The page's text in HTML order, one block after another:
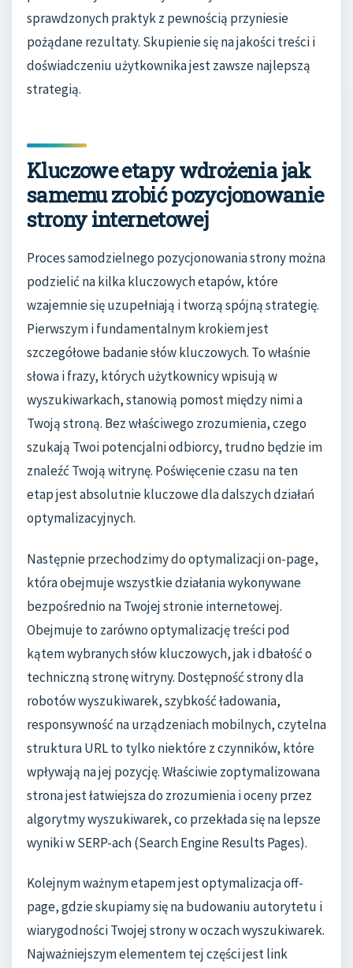
sprawdzonych praktyk z pewnością przyniesie
pożądane rezultaty. Skupienie się na jakości treści i
doświadczeniu użytkownika jest zawsze najlepszą
strategią.
Kluczowe etapy wdrożenia jak
samemu zrobić pozycjonowanie
strony internetowej
Proces samodzielnego pozycjonowania strony można
podzielić na kilka kluczowych etapów, które
wzajemnie się uzupełniają i tworzą spójną strategię.
Pierwszym i fundamentalnym krokiem jest
szczegółowe badanie słów kluczowych. To właśnie
słowa i frazy, których użytkownicy wpisują w
wyszukiwarkach, stanowią pomost między nimi a
Twoją stroną. Bez właściwego zrozumienia, czego
szukają Twoi potencjalni odbiorcy, trudno będzie im
znaleźć Twoją witrynę. Poświęcenie czasu na ten
etap jest absolutnie kluczowe dla dalszych działań
optymalizacyjnych.
Następnie przechodzimy do optymalizacji on-page,
która obejmuje wszystkie działania wykonywane
bezpośrednio na Twojej stronie internetowej.
Obejmuje to zarówno optymalizację treści pod
kątem wybranych słów kluczowych, jak i dbałość o
techniczną stronę witryny. Dostępność strony dla
robotów wyszukiwarek, szybkość ładowania,
responsywność na urządzeniach mobilnych, czytelna
struktura URL to tylko niektóre z czynników, które
wpływają na jej pozycję. Właściwie zoptymalizowana
strona jest łatwiejsza do zrozumienia i oceny przez
algorytmy wyszukiwarek, co przekłada się na lepsze
wyniki w SERP-ach (Search Engine Results Pages).
Kolejnym ważnym etapem jest optymalizacja off-
page, gdzie skupiamy się na budowaniu autorytetu i
wiarygodności Twojej strony w oczach wyszukiwarek.
Najważniejszym elementem tej części jest link